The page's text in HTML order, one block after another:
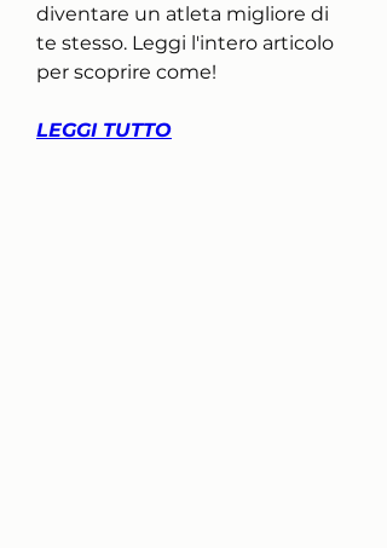
diventare un atleta migliore di
te stesso. Leggi l'intero articolo
per scoprire come!
LEGGI TUTTO